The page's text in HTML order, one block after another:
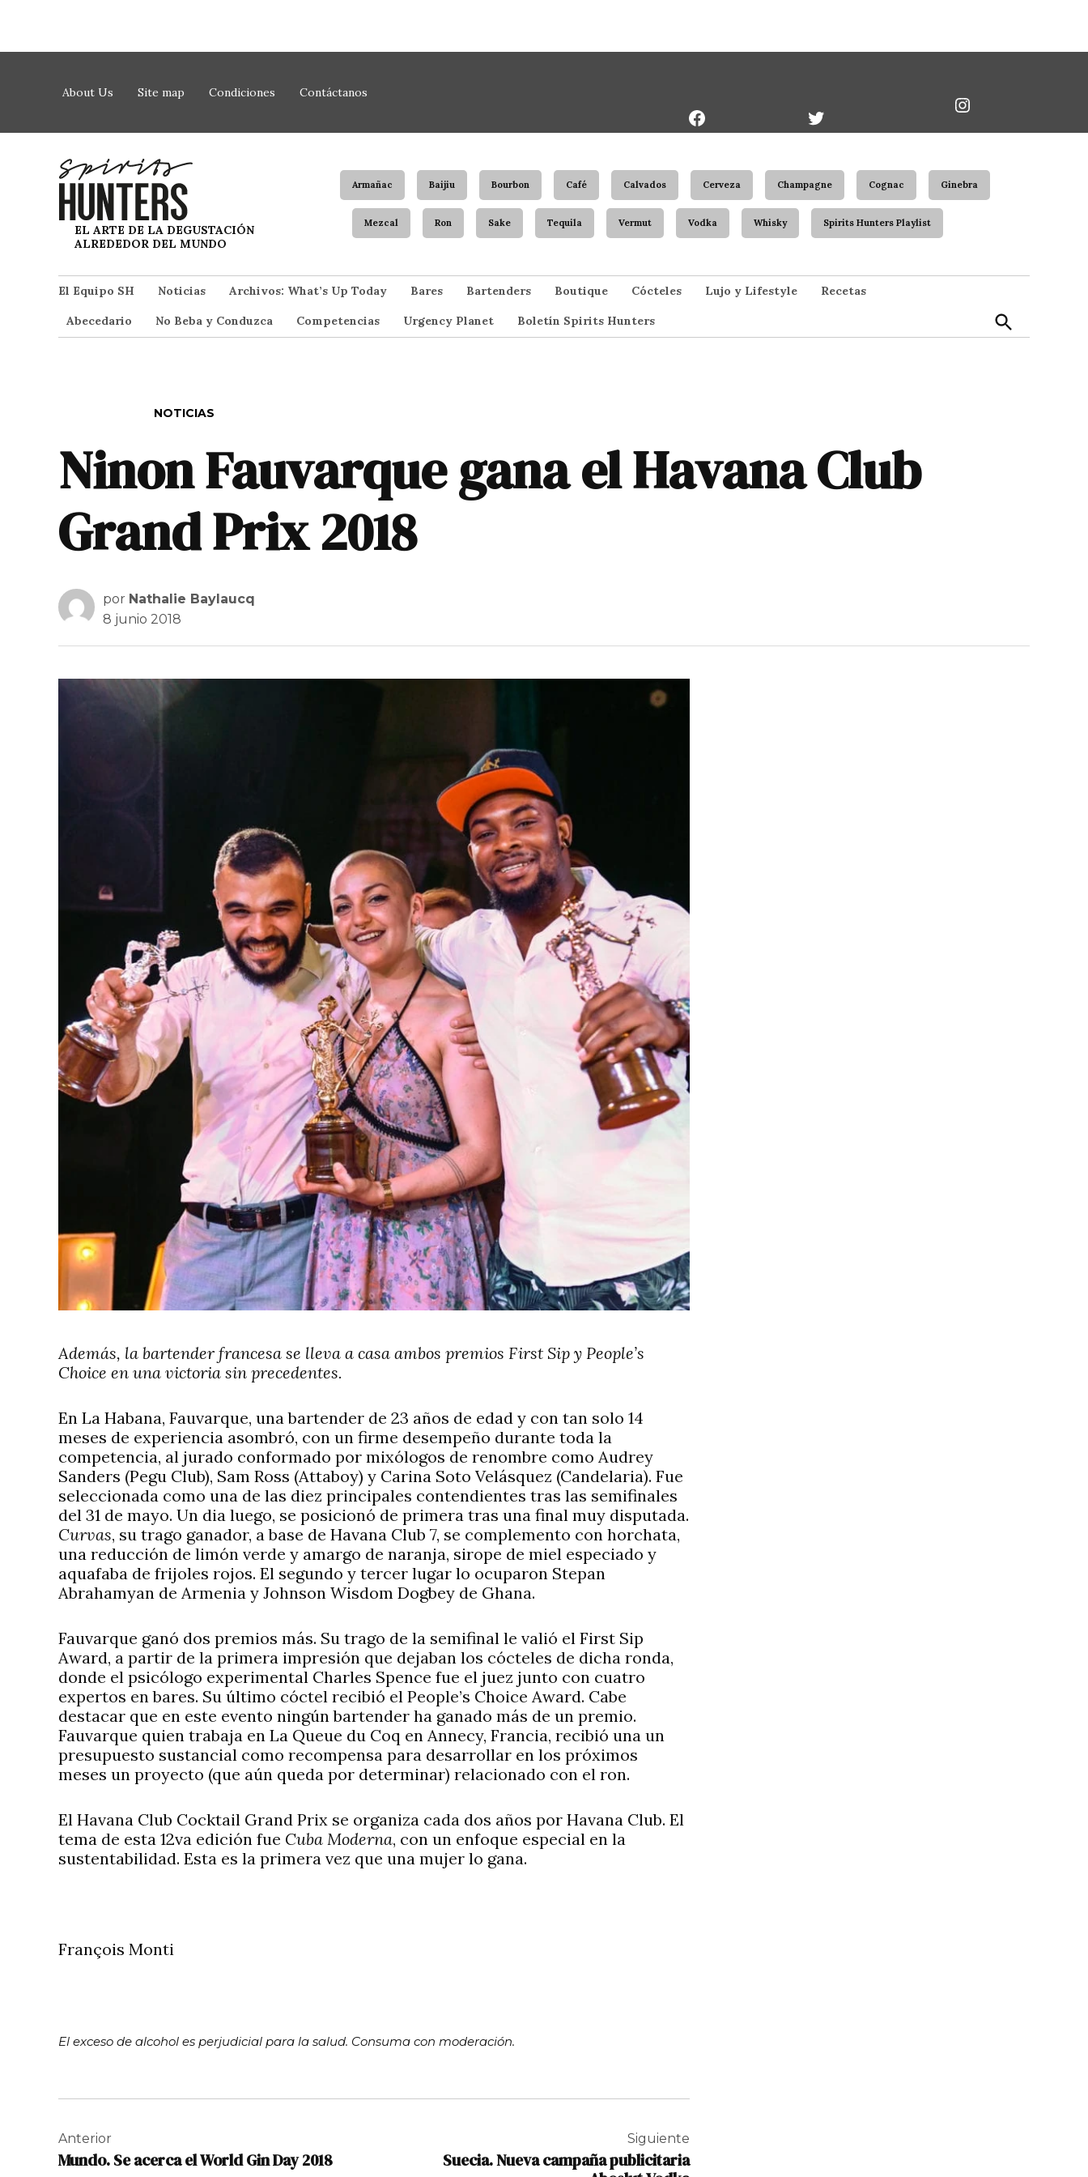
About Us Site map Condiciones Contáctanos
Spirit Hunters
EL ARTE DE LA DEGUSTACIÓN
ALREDEDOR DEL MUNDO
Armañac Baijiu Bourbon Café Calvados Cerveza Champagne Cognac Ginebra
Mezcal Ron Sake Tequila Vermut Vodka Whisky Spirits Hunters Playlist
El Equipo SH Noticias Archivos: What’s Up Today Bares Bartenders Boutique Cócteles Lujo y Lifestyle Recetas
Abecedario No Beba y Conduzca Competencias Urgency Planet Boletín Spirits Hunters
NOTICIAS
Ninon Fauvarque gana el Havana Club
Grand Prix 2018
por Nathalie Baylaucq
8 junio 2018
Además, la bartender francesa se lleva a casa ambos premios First Sip y People’s
Choice en una victoria sin precedentes.
En La Habana, Fauvarque, una bartender de 23 años de edad y con tan solo 14
meses de experiencia asombró, con un firme desempeño durante toda la
competencia, al jurado conformado por mixólogos de renombre como Audrey
Sanders (Pegu Club), Sam Ross (Attaboy) y Carina Soto Velásquez (Candelaria). Fue
seleccionada como una de las diez principales contendientes tras las semifinales
del 31 de mayo. Un dia luego, se posicionó de primera tras una final muy disputada.
Curvas, su trago ganador, a base de Havana Club 7, se complemento con horchata,
una reducción de limón verde y amargo de naranja, sirope de miel especiado y
aquafaba de frijoles rojos. El segundo y tercer lugar lo ocuparon Stepan
Abrahamyan de Armenia y Johnson Wisdom Dogbey de Ghana.
Fauvarque ganó dos premios más. Su trago de la semifinal le valió el First Sip
Award, a partir de la primera impresión que dejaban los cócteles de dicha ronda,
donde el psicólogo experimental Charles Spence fue el juez junto con cuatro
expertos en bares. Su último cóctel recibió el People’s Choice Award. Cabe
destacar que en este evento ningún bartender ha ganado más de un premio.
Fauvarque quien trabaja en La Queue du Coq en Annecy, Francia, recibió una un
presupuesto sustancial como recompensa para desarrollar en los próximos
meses un proyecto (que aún queda por determinar) relacionado con el ron.
El Havana Club Cocktail Grand Prix se organiza cada dos años por Havana Club. El
tema de esta 12va edición fue Cuba Moderna, con un enfoque especial en la
sustentabilidad. Esta es la primera vez que una mujer lo gana.
François Monti
El exceso de alcohol es perjudicial para la salud. Consuma con moderación.
de
Anterior
Mundo. Se acerca el World Gin Day 2018
Siguiente
Suecia. Nueva campaña publicitaria